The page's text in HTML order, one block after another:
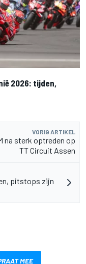
2026: tijden,
VORIG ARTIKEL
na sterk optreden op
TT Circuit Assen
pitstops zijn
MEE